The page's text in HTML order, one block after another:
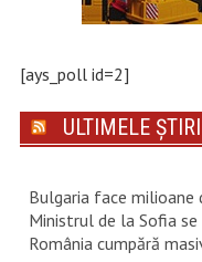
[ays_poll id=2]
ULTIMELE ȘTIRI
Bulgaria face milioane
Ministrul de la Sofia
România cumpără